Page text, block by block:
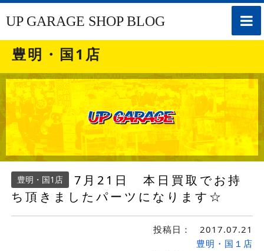
toggle
UP GARAGE SHOP BLOG
豊明・国1店
豊明・国1店
7月21日 本日買取でお持
ち頂きましたパーツになります☆
投稿日： 2017.07.21
豊明・国１店